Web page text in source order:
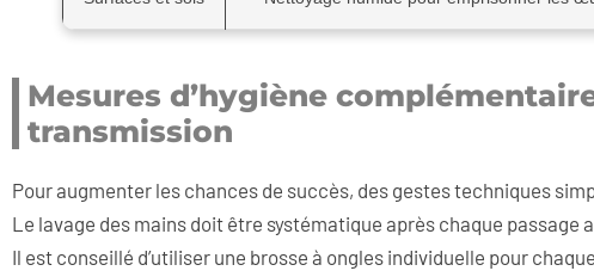
Mesures d’hygiène
transmission
Pour augmenter les chances de succès, des gestes techniques
Le lavage des mains doit être systématique après chaque
Il est conseillé d’utiliser une brosse à ongles individuelle pour